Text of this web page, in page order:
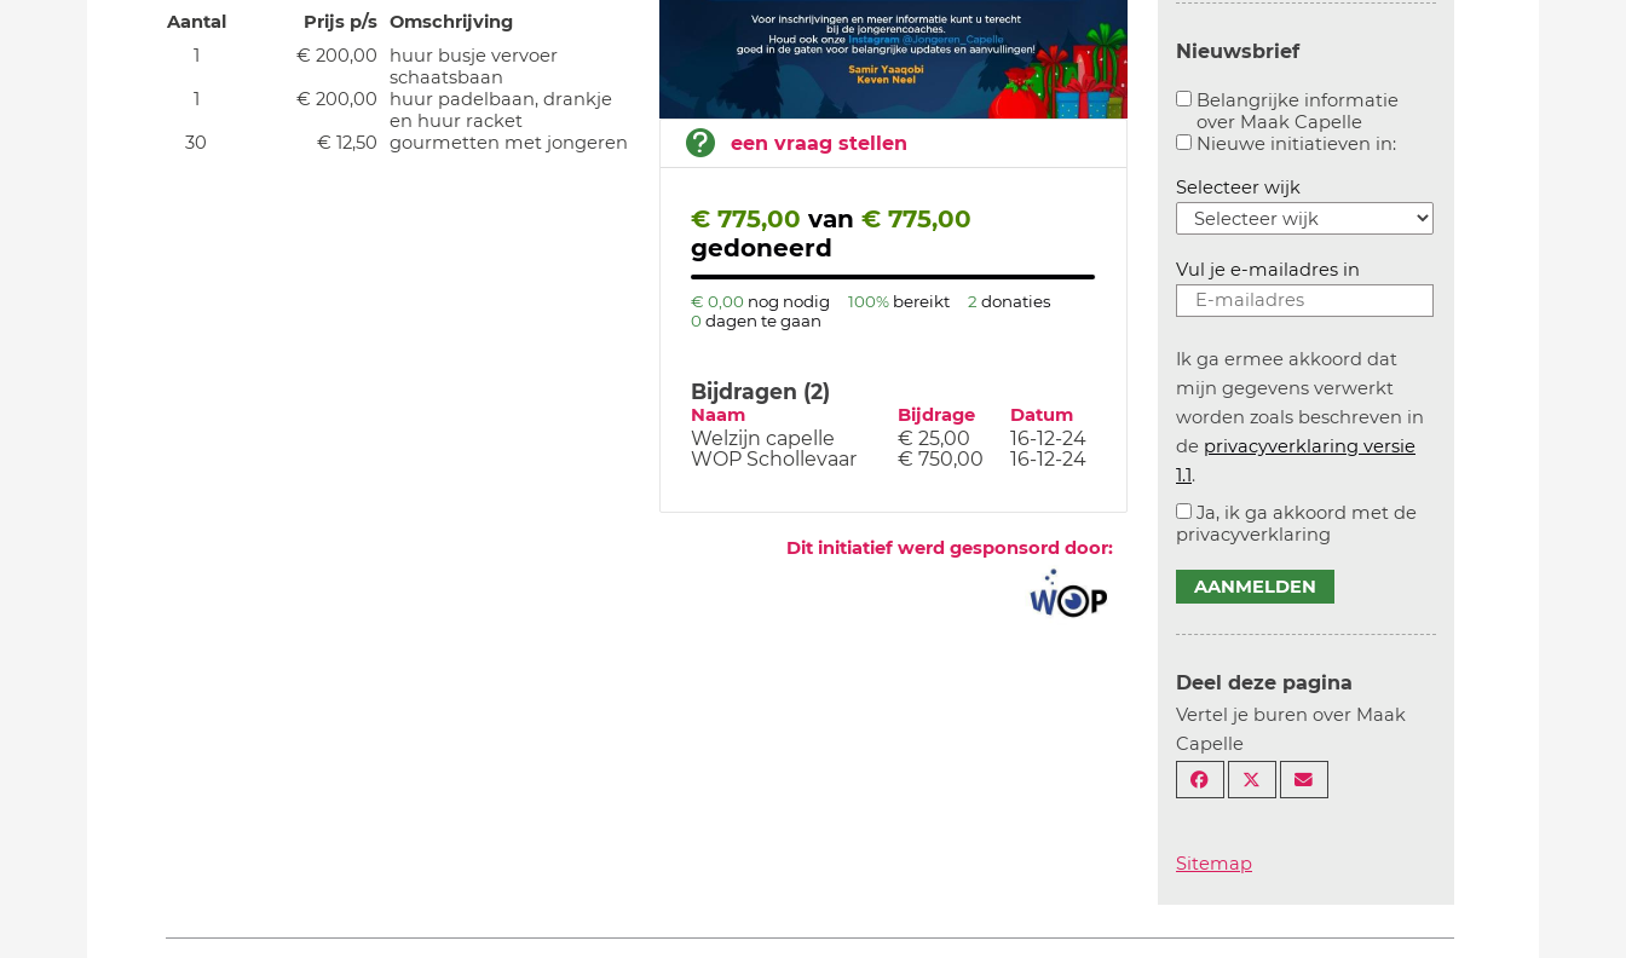
een vraag stellen
€ 775,00 van € 775,00
gedoneerd
€ 0,00 nog nodig 100% bereikt 2 donaties
0 dagen te gaan
Bijdragen (2)
Naam Bijdrage Datum
Welzijn capelle € 25,00
16-12-24
WOP Schollevaar
€ 750,00 16-12-24
Dit initiatief werd gesponsord door:
Aantal
Prijs p/s Omschrijving
1
€ 200,00
huur busje vervoer
schaatsbaan
1
€ 200,00
huur padelbaan, drankje
en huur racket
30
€ 12,50 gourmetten met jongeren
Nieuwsbrief
Belangrijke informatie
over Maak Capelle
Aanvinken om belangrijke informatie over
Nieuwe initiatieven in:Aanvinken om
Selecteer wijk
Vul je e-mailadres in
Ik ga ermee akkoord dat
mijn gegevens verwerkt
worden zoals beschreven in
de privacyverklaring versie
1.1.
Ja, ik ga akkoord met de
privacyverklaring
AANMELDEN
Deel deze pagina
Vertel je buren over Maak
Capelle
Sitemap